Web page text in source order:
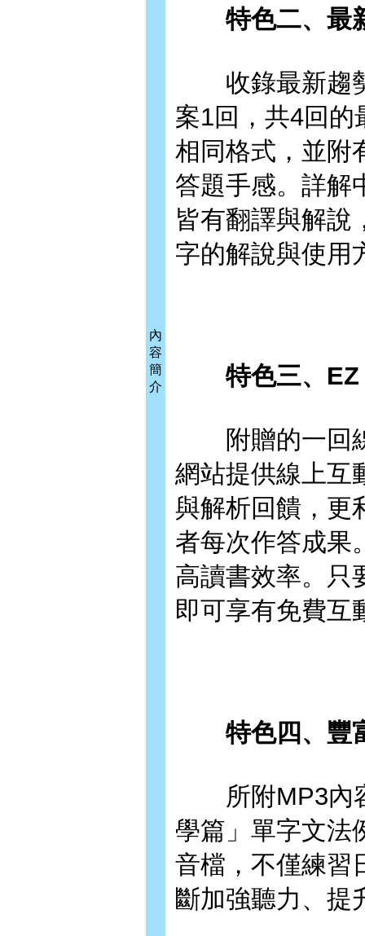
內
容
簡
介
特色二、最新
收錄最新趨勢
案1回，共4回的
相同格式，並附
答題手感。詳解
皆有翻譯與解說
字的解說與使用
特色三、EZ
附贈的一回線
網站提供線上互
與解析回饋，更
者每次作答成果
高讀書效率。只
即可享有免費互
特色四、豐
所附MP3內容
學篇」單字文法
音檔，不僅練習
斷加強聽力、提